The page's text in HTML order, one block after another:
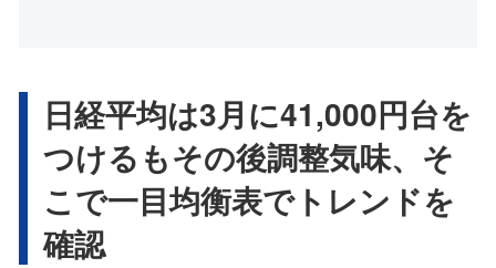
日経平均は3月に41,000円台を
つけるもその後調整気味、そ
こで一目均衡表でトレンドを
確認